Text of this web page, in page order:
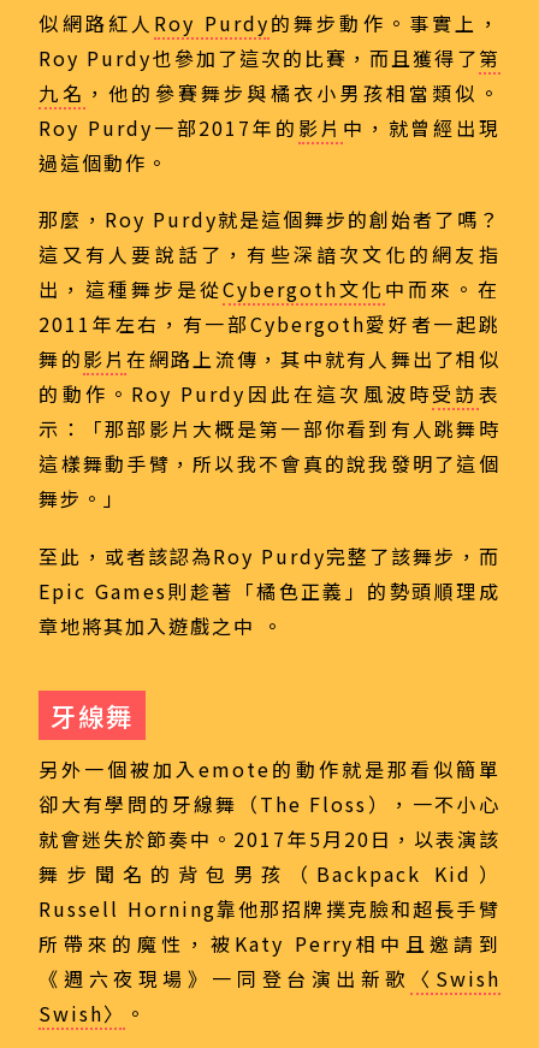
似網路紅人 Roy Purdy的舞步動作。事實上，
Roy Purdy也參加了這次的比賽，而且獲得了第
九名 ，他的參賽舞步與橘衣小男孩相當類似。
Roy Purdy一部2017年的 影片 中，就曾經出現
過這個動作。
那麼，Roy Purdy就是這個舞步的創始者了嗎？
這又有人要說話了，有些深諳次文化的網友指
出，這種舞步是從Cybergoth文化 中而來。在
2011年左右，有一部Cybergoth愛好者一起跳
舞的影片在網路上流傳，其中就有人舞出了相似
的動作。Roy Purdy因此在這次風波時受訪表
示：「那部影片大概是第一部你看到有人跳舞時
這樣舞動手臂，所以我不會真的說我發明了這個
舞步。」
至此，或者該認為Roy Purdy完整了該舞步，而
Epic Games則趁著「橘色正義」的勢頭順理成
章地將其加入遊戲之中 。
牙線舞
另外一個被加入emote的動作就是那看似簡單
卻大有學問的牙線舞（The Floss），一不小心
就會迷失於節奏中。2017年5月20日，以表演該
舞步聞名的背包男孩（Backpack Kid）
Russell Horning靠他那招牌撲克臉和超長手臂
所帶來的魔性，被Katy Perry相中且邀請到
《週六夜現場》一同登台演出新歌 〈Swish
Swish〉
。